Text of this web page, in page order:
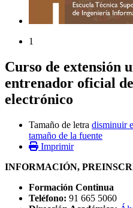
1
Curso de extensión
entrenador oficial
electrónico
Tamaño de letra disminuir
tamaño de la fuente
Imprimir
INFORMACIÓN,
Formación Continua
Teléfono: 91 665 5060